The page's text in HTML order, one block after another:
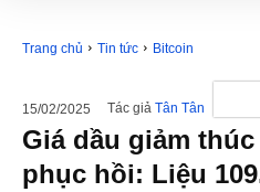
Trang chủ Tin tức Bitcoin
15/02/2025 Tác giả Tân Tân
Giá dầu giảm
phục hồi: Liệu